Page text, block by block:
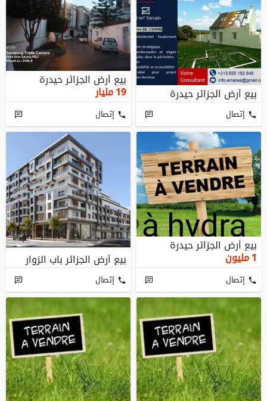
بيع أرض الجزائر حيدرة
إتصال
بيع أرض الجزائر حيدرة
19مليار
إتصال
بيع أرض الجزائر حيدرة
1مليون
إتصال
بيع أرض الجزائر باب الزوار
إتصال